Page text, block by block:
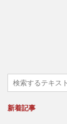
新着記事